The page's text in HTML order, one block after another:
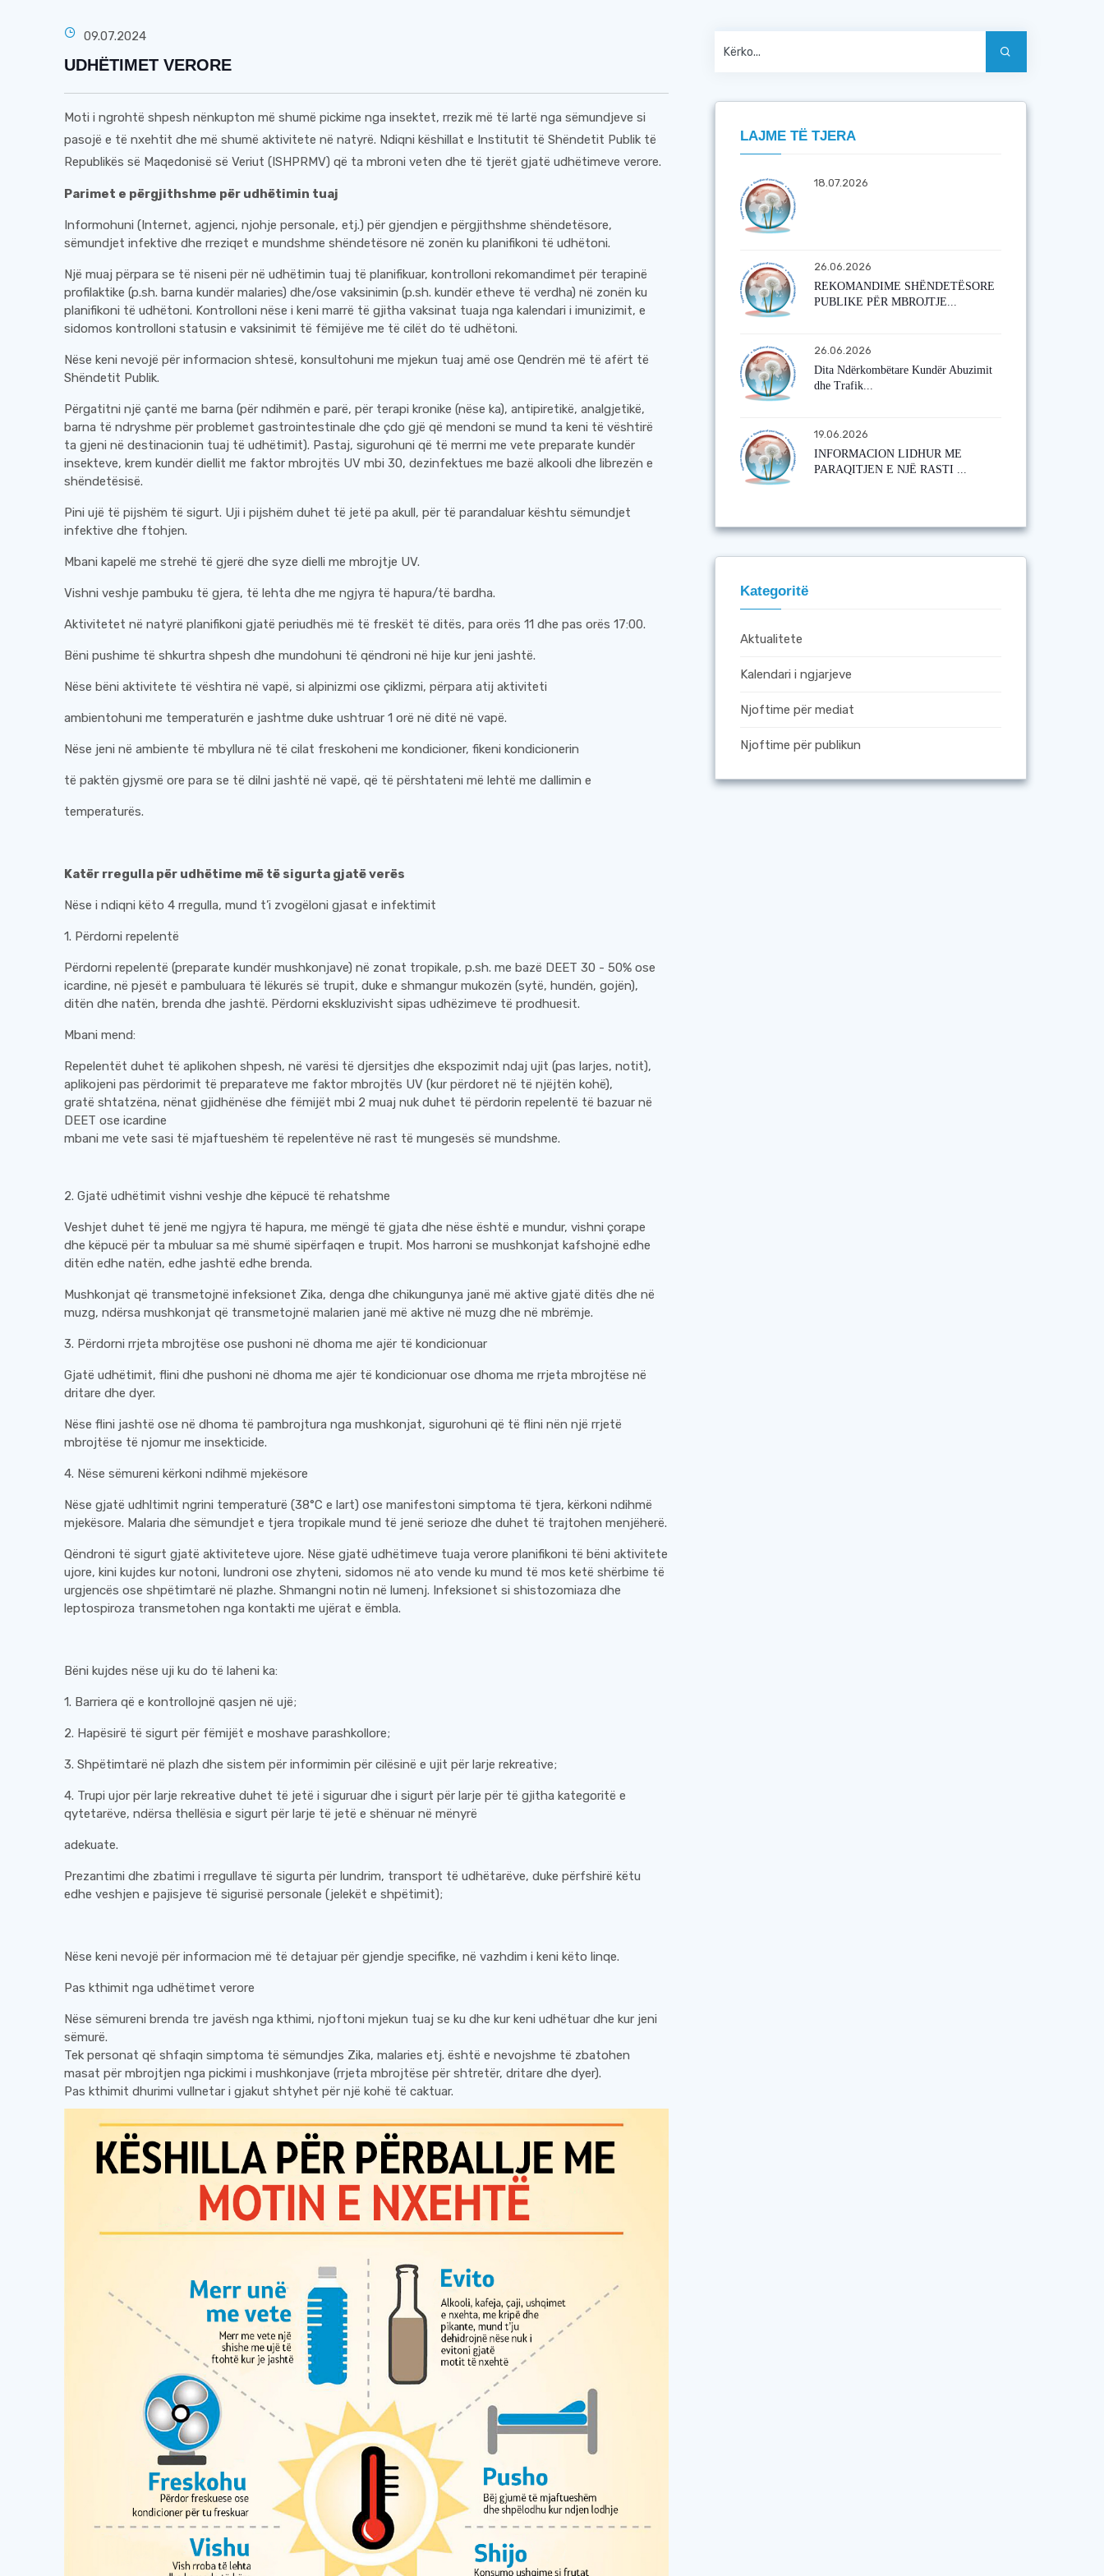
09.07.2024
UDHËTIMET VERORE
Moti i ngrohtë shpesh nënkupton më shumë pickime nga insektet, rrezik më të lartë nga sëmundjeve si
pasojë e të nxehtit dhe më shumë aktivitete në natyrë. Ndiqni këshillat e Institutit të Shëndetit Publik të
Republikës së Maqedonisë së Veriut (ISHPRMV) që ta mbroni veten dhe të tjerët gjatë udhëtimeve verore.
Parimet e përgjithshme për udhëtimin tuaj
Informohuni (Internet, agjenci, njohje personale, etj.) për gjendjen e përgjithshme shëndetësore,
sëmundjet infektive dhe rreziqet e mundshme shëndetësore në zonën ku planifikoni të udhëtoni.
Një muaj përpara se të niseni për në udhëtimin tuaj të planifikuar, kontrolloni rekomandimet për terapinë
profilaktike (p.sh. barna kundër malaries) dhe/ose vaksinimin (p.sh. kundër etheve të verdha) në zonën ku
planifikoni të udhëtoni. Kontrolloni nëse i keni marrë të gjitha vaksinat tuaja nga kalendari i imunizimit, e
sidomos kontrolloni statusin e vaksinimit të fëmijëve me të cilët do të udhëtoni.
Nëse keni nevojë për informacion shtesë, konsultohuni me mjekun tuaj amë ose Qendrën më të afërt të
Shëndetit Publik.
Përgatitni një çantë me barna (për ndihmën e parë, për terapi kronike (nëse ka), antipiretikë, analgjetikë,
barna të ndryshme për problemet gastrointestinale dhe çdo gjë që mendoni se mund ta keni të vështirë
ta gjeni në destinacionin tuaj të udhëtimit). Pastaj, sigurohuni që të merrni me vete preparate kundër
insekteve, krem ​​kundër diellit me faktor mbrojtës UV mbi 30, dezinfektues me bazë alkooli dhe librezën e
shëndetësisë.
Pini ujë të pijshëm të sigurt. Uji i pijshëm duhet të jetë pa akull, për të parandaluar kështu sëmundjet
infektive dhe ftohjen.
Mbani kapelë me strehë të gjerë dhe syze dielli me mbrojtje UV.
Vishni veshje pambuku të gjera, të lehta dhe me ngjyra të hapura/të bardha.
Aktivitetet në natyrë planifikoni gjatë periudhës më të freskët të ditës, para orës 11 dhe pas orës 17:00.
Bëni pushime të shkurtra shpesh dhe mundohuni të qëndroni në hije kur jeni jashtë.
Nëse bëni aktivitete të vështira në vapë, si alpinizmi ose çiklizmi, përpara atij aktiviteti
ambientohuni me temperaturën e jashtme duke ushtruar 1 orë në ditë në vapë.
Nëse jeni në ambiente të mbyllura në të cilat freskoheni me kondicioner, fikeni kondicionerin
të paktën gjysmë ore para se të dilni jashtë në vapë, që të përshtateni më lehtë me dallimin e
temperaturës.
Katër rregulla për udhëtime më të sigurta gjatë verës
Nëse i ndiqni këto 4 rregulla, mund t’i zvogëloni gjasat e infektimit
1. Përdorni repelentë
Përdorni repelentë (preparate kundër mushkonjave) në zonat tropikale, p.sh. me bazë DEET 30 - 50% ose
icardine, në pjesët e pambuluara të lëkurës së trupit, duke e shmangur mukozën (sytë, hundën, gojën),
ditën dhe natën, brenda dhe jashtë. Përdorni ekskluzivisht sipas udhëzimeve të prodhuesit.
Mbani mend:
Repelentët duhet të aplikohen shpesh, në varësi të djersitjes dhe ekspozimit ndaj ujit (pas larjes, notit),
aplikojeni pas përdorimit të preparateve me faktor mbrojtës UV (kur përdoret në të njëjtën kohë),
gratë shtatzëna, nënat gjidhënëse dhe fëmijët mbi 2 muaj nuk duhet të përdorin repelentë të bazuar në
DEET ose icardine
mbani me vete sasi të mjaftueshëm të repelentëve në rast të mungesës së mundshme.
2. Gjatë udhëtimit vishni veshje dhe këpucë të rehatshme
Veshjet duhet të jenë me ngjyra të hapura, me mëngë të gjata dhe nëse është e mundur, vishni çorape
dhe këpucë për ta mbuluar sa më shumë sipërfaqen e trupit. Mos harroni se mushkonjat kafshojnë edhe
ditën edhe natën, edhe jashtë edhe brenda.
Mushkonjat që transmetojnë infeksionet Zika, denga dhe chikungunya janë më aktive gjatë ditës dhe në
muzg, ndërsa mushkonjat që transmetojnë malarien janë më aktive në muzg dhe në mbrëmje.
3. Përdorni rrjeta mbrojtëse ose pushoni në dhoma me ajër të kondicionuar
Gjatë udhëtimit, flini dhe pushoni në dhoma me ajër të kondicionuar ose dhoma me rrjeta mbrojtëse në
dritare dhe dyer.
Nëse flini jashtë ose në dhoma të pambrojtura nga mushkonjat, sigurohuni që të flini nën një rrjetë
mbrojtëse të njomur me insekticide.
4. Nëse sëmureni kërkoni ndihmë mjekësore
Nëse gjatë udhltimit ngrini temperaturë (38°C e lart) ose manifestoni simptoma të tjera, kërkoni ndihmë
mjekësore. Malaria dhe sëmundjet e tjera tropikale mund të jenë serioze dhe duhet të trajtohen menjëherë.
Qëndroni të sigurt gjatë aktiviteteve ujore. Nëse gjatë udhëtimeve tuaja verore planifikoni të bëni aktivitete
ujore, kini kujdes kur notoni, lundroni ose zhyteni, sidomos në ato vende ku mund të mos ketë shërbime të
urgjencës ose shpëtimtarë në plazhe. Shmangni notin në lumenj. Infeksionet si shistozomiaza dhe
leptospiroza transmetohen nga kontakti me ujërat e ëmbla.
Bëni kujdes nëse uji ku do të laheni ka:
1. Barriera që e kontrollojnë qasjen në ujë;
2. Hapësirë ​​të sigurt për fëmijët e moshave parashkollore;
3. Shpëtimtarë në plazh dhe sistem për informimin për cilësinë e ujit për larje rekreative;
4. Trupi ujor për larje rekreative duhet të jetë i siguruar dhe i sigurt për larje për të gjitha kategoritë e
qytetarëve, ndërsa thellësia e sigurt për larje të jetë e shënuar në mënyrë
adekuate.
Prezantimi dhe zbatimi i rregullave të sigurta për lundrim, transport të udhëtarëve, duke përfshirë këtu
edhe veshjen e pajisjeve të sigurisë personale (jelekët e shpëtimit);
Nëse keni nevojë për informacion më të detajuar për gjendje specifike, në vazhdim i keni këto linqe.
Pas kthimit nga udhëtimet verore
Nëse sëmureni brenda tre javësh nga kthimi, njoftoni mjekun tuaj se ku dhe kur keni udhëtuar dhe kur jeni
sëmurë.
Tek personat që shfaqin simptoma të sëmundjes Zika, malaries etj. është e nevojshme të zbatohen
masat për mbrojtjen nga pickimi i mushkonjave (rrjeta mbrojtëse për shtretër, dritare dhe dyer).
Pas kthimit dhurimi vullnetar i gjakut shtyhet për një kohë të caktuar.
LAJME TË TJERA
18.07.2026
26.06.2026
REKOMANDIME SHËNDETËSORE
PUBLIKE PËR MBROJTJE...
26.06.2026
Dita Ndërkombëtare Kundër Abuzimit
dhe Trafik...
19.06.2026
INFORMACION LIDHUR ME
PARAQITJEN E NJË RASTI ...
Kategoritë
Aktualitete
Kalendari i ngjarjeve
Njoftime për mediat
Njoftime për publikun